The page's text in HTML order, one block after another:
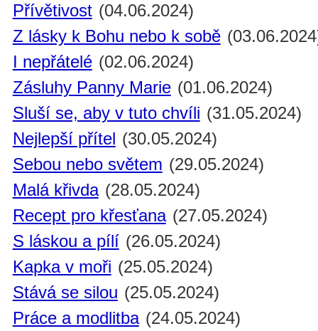
Přívětivost (04.06.2024)
Z lásky k Bohu nebo k sobě
I nepřátelé (02.06.2024)
Zásluhy Panny Marie (01.06.2024)
Sluší se, aby v tuto chvíli (31.05.2024)
Nejlepší přítel (30.05.2024)
Sebou nebo světem (29.05.2024)
Malá křivda (28.05.2024)
Recept pro křesťana (27.05.2024)
S láskou a pílí (26.05.2024)
Kapka v moři (25.05.2024)
Stává se silou (25.05.2024)
Práce a modlitba (24.05.2024)